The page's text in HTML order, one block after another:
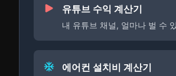
유튜브 수익 계산기
내 유튜브 채널, 얼마나 벌 수
에어컨 설치비 계산기